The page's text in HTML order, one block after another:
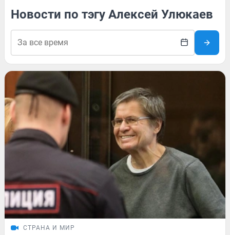
Новости по тэгу Алексей Улюкаев
СТРАНА И МИР